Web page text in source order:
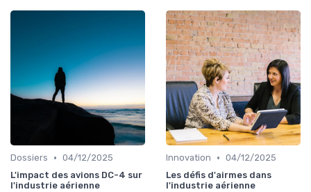
Dossiers • 04/12/2025
L'impact des avions DC-4 sur
l'industrie aérienne
Innovation • 04/12/2025
Les défis d'airmes dans
l'industrie aérienne